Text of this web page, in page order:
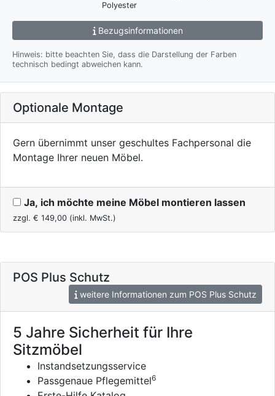
Polyester
Bezugsinformationen
Hinweis: bitte beachten Sie, dass die Darstellung der Farben
technisch bedingt abweichen kann.
Optionale Montage
Gern übernimmt unser geschultes Fachpersonal die
Montage Ihrer neuen Möbel.
Ja, ich möchte meine Möbel montieren lassen
zzgl. € 149,00 (inkl. MwSt.)
POS Plus Schutz
weitere Informationen zum POS Plus Schutz
5 Jahre Sicherheit für Ihre
Sitzmöbel
Instandsetzungsservice
Passgenaue Pflegemittel6